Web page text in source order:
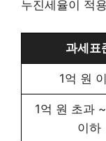
누진세율이 적
과세표
1억 원
1억 원 초과
이하